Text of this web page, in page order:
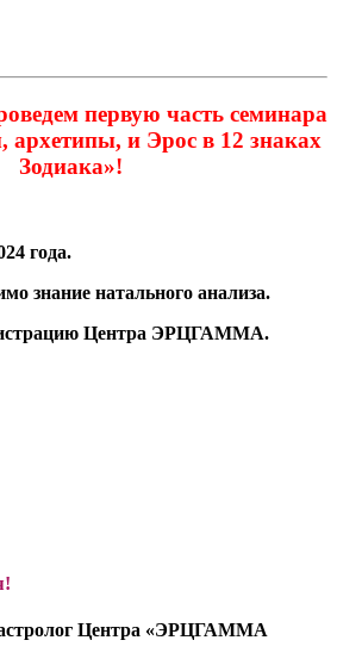
первую часть семинара
и Эрос в 12 знаках
Зодиака»!
года.
знание натального анализа.
Центра ЭРЦГАММА.
Центра «ЭРЦГАММА